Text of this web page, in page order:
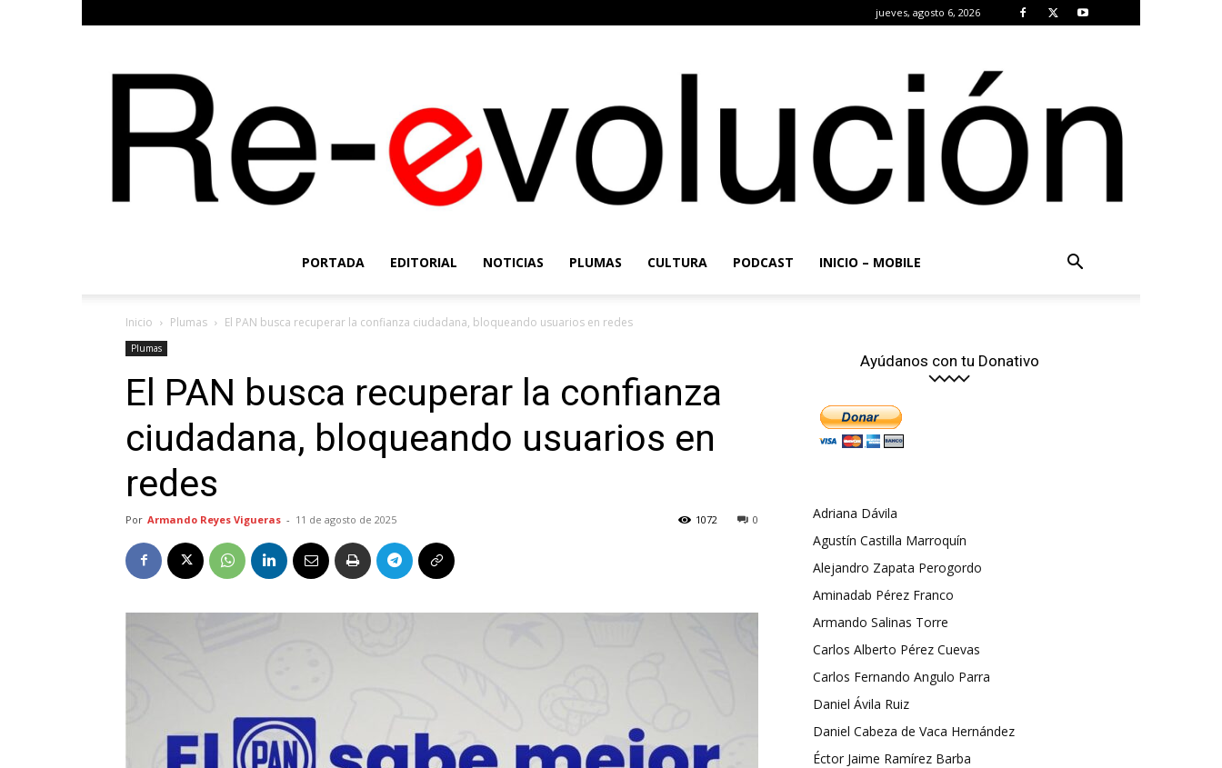
jueves, agosto 6, 2026
Evolución
PORTADA EDITORIAL NOTICIAS PLUMAS CULTURA PODCAST INICIO – MOBILE
Inicio Plumas El PAN busca recuperar la confianza ciudadana, bloqueando usuarios en redes
Plumas
El PAN busca recuperar la confianza
ciudadana, bloqueando usuarios en
redes
Por Armando Reyes Vigueras - 11 de agosto de 2025 0
1072
Ayúdanos con tu Donativo
Adriana Dávila
Agustín Castilla Marroquín
Alejandro Zapata Perogordo
Aminadab Pérez Franco
Armando Salinas Torre
Carlos Alberto Pérez Cuevas
Carlos Fernando Angulo Parra
Daniel Ávila Ruiz
Daniel Cabeza de Vaca Hernández
Éctor Jaime Ramírez Barba